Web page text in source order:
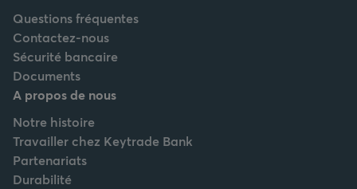
Questions fréquentes
Contactez-nous
Sécurité bancaire
Documents
A propos de nous
Notre histoire
Travailler chez Keytrade Bank
Partenariats
Durabilité